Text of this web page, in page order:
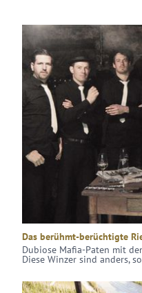
Das berühmt-berüchtigte
Dubiose Mafia-Paten mit
Diese Winzer sind anders,